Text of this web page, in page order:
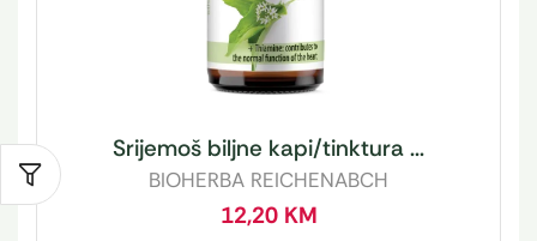
Srijemoš biljne kapi/tinktura ...
BIOHERBA REICHENABCH
12,20 KM